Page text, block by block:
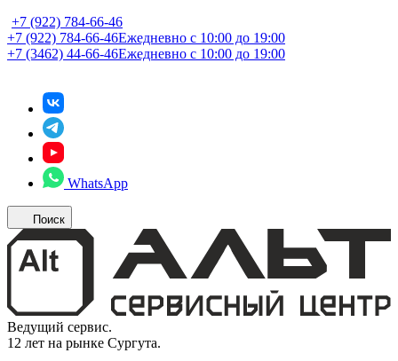
+7 (922) 784-66-46
+7 (922) 784-66-46Ежедневно с 10:00 до 19:00
+7 (3462) 44-66-46Ежедневно с 10:00 до 19:00
WhatsApp
Поиск
Ведущий сервис.
12 лет на рынке Сургута.